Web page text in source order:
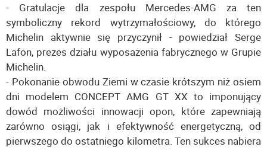
- Gratulacje dla zespołu Mercedes-AMG za ten
symboliczny rekord wytrzymałościowy, do którego
Michelin aktywnie się przyczynił - powiedział Serge
Lafon, prezes działu wyposażenia fabrycznego w Grupie
Michelin.
- Pokonanie obwodu Ziemi w czasie krótszym niż osiem
dni modelem CONCEPT AMG GT XX to imponujący
dowód możliwości innowacji opon, które zapewniają
zarówno osiągi, jak i efektywność energetyczną, od
pierwszego do ostatniego kilometra. Ten sukces nabiera